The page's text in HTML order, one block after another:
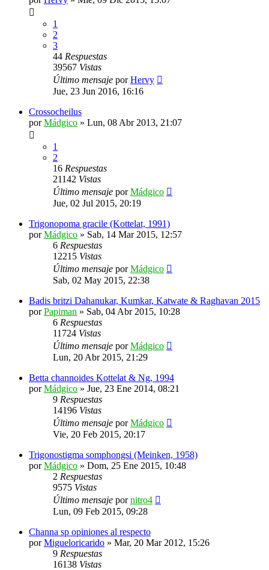
1
2
3
44 Respuestas
39567 Vistas
Último mensaje porHervy
Jue, 23 Jun 2016, 16:16
Crossocheilus
porMádgico » Lun, 08 Abr 2013, 21:07
1
2
16 Respuestas
21142 Vistas
Último mensaje porMádgico
Jue, 02 Jul 2015, 20:19
Trigonopoma gracile (Kottelat, 1991)
porMádgico » Sab, 14 Mar 2015, 12:57
6 Respuestas
12215 Vistas
Último mensaje porMádgico
Sab, 02 May 2015, 22:38
Badis britzi Dahanukar, Kumkar, Katwate & Raghavan 2015
porPapiman » Sab, 04 Abr 2015, 10:28
6 Respuestas
11724 Vistas
Último mensaje porMádgico
Lun, 20 Abr 2015, 21:29
Betta channoides Kottelat & Ng, 1994
porMádgico » Jue, 23 Ene 2014, 08:21
9 Respuestas
14196 Vistas
Último mensaje porMádgico
Vie, 20 Feb 2015, 20:17
Trigonostigma somphongsi (Meinken, 1958)
porMádgico » Dom, 25 Ene 2015, 10:48
2 Respuestas
9575 Vistas
Último mensaje pornitro4
Lun, 09 Feb 2015, 09:28
Channa sp opiniones al respecto
porMigueloricarido » Mar, 20 Mar 2012, 15:26
9 Respuestas
16138 Vistas